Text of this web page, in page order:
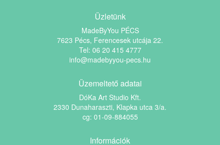
Üzletünk
MadeByYou PÉCS
7623 Pécs, Ferencesek utcája 22.
Tel: 06 20 415 4777
info@madebyyou-pecs.hu
Üzemeltető adatai
DóKa Art Studio Kft.
2330 Dunaharaszti, Klapka utca 3/a.
cg: 01-09-884055
Információk